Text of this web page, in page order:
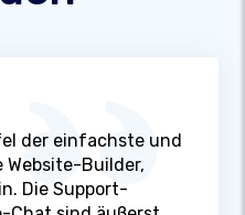
der einfachste und
Builder,
Die Support-